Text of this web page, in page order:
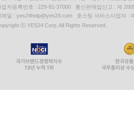
업자등록번호 : 229-81-37000 통신판매업신고 : 제
메일 : yes24help@yes24.com 호스팅 서비스사업자 :
ⓒ YES24 Corp. All Rights Reserved.